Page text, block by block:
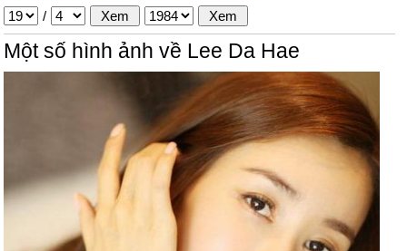
/
Một số hình ảnh về Lee Da Hae